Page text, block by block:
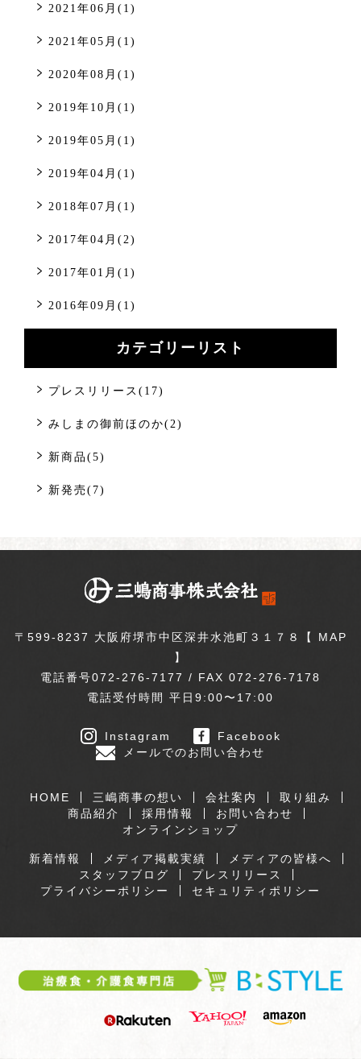
2021年06月(1)
2021年05月(1)
2020年08月(1)
2019年10月(1)
2019年05月(1)
2019年04月(1)
2018年07月(1)
2017年04月(2)
2017年01月(1)
2016年09月(1)
カテゴリーリスト
プレスリリース(17)
みしまの御前ほのか(2)
新商品(5)
新発売(7)
〒599-8237 大阪府堺市中区深井水池町３１７８【 MAP
】
電話番号072-276-7177 / FAX 072-276-7178
電話受付時間 平日9:00〜17:00
Instagram
Facebook
メールでのお問い合わせ
HOME 三嶋商事の想い 会社案内
取り組み
商品紹介
採用情報
お問い合わせ
オンラインショップ
新着情報 メディア掲載実績
メディアの皆様へ
スタッフブログ
プレスリリース
プライバシーポリシー
セキュリティポリシー